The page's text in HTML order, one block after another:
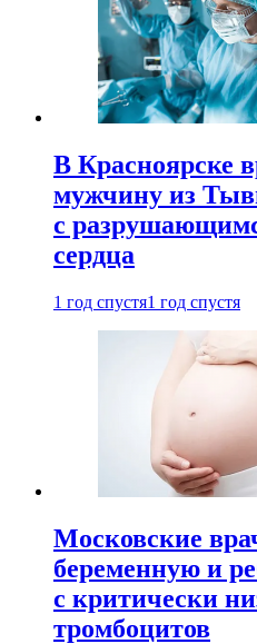
В Красноярске
мужчину из
с
сердца
1 год спустя1 год спустя
Московские
беременную и
с критически
тромбоцитов